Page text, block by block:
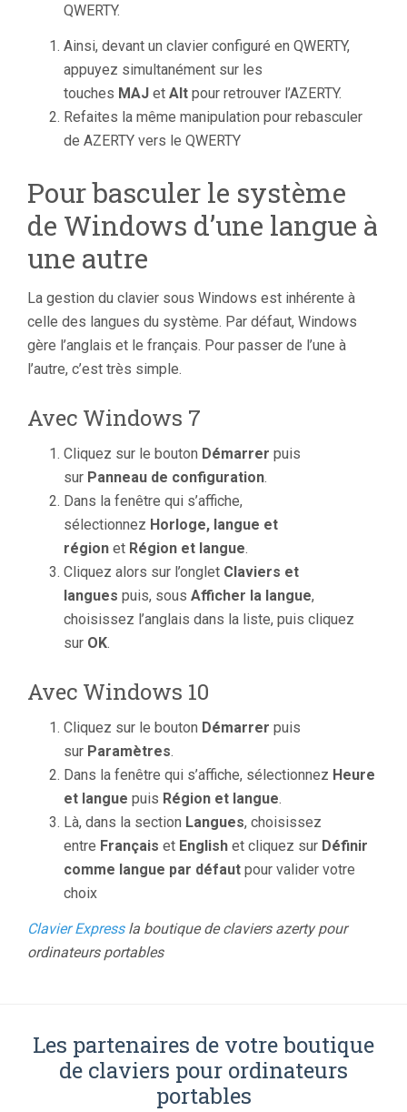
QWERTY.
Ainsi, devant un clavier configuré en QWERTY,
appuyez simultanément sur les
touches MAJ et Alt pour retrouver l’AZERTY.
Refaites la même manipulation pour rebasculer
de AZERTY vers le QWERTY
Pour basculer le système
de Windows d’une langue à
une autre
La gestion du clavier sous Windows est inhérente à
celle des langues du système. Par défaut, Windows
gère l’anglais et le français. Pour passer de l’une à
l’autre, c’est très simple.
Avec Windows 7
Cliquez sur le bouton Démarrer puis
sur Panneau de configuration.
Dans la fenêtre qui s’affiche,
sélectionnez Horloge, langue et
région et Région et langue.
Cliquez alors sur l’onglet Claviers et
langues puis, sous Afficher la langue,
choisissez l’anglais dans la liste, puis cliquez
sur OK.
Avec Windows 10
Cliquez sur le bouton Démarrer puis
sur Paramètres.
Dans la fenêtre qui s’affiche, sélectionnez Heure
et langue puis Région et langue.
Là, dans la section Langues, choisissez
entre Français et English et cliquez sur Définir
comme langue par défaut pour valider votre
choix
Clavier Expressla boutique de claviers azerty pour
ordinateurs portables
Les partenaires de votre boutique
de claviers pour ordinateurs
portables